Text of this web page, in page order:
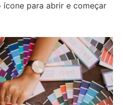
ícone para abrir e começar